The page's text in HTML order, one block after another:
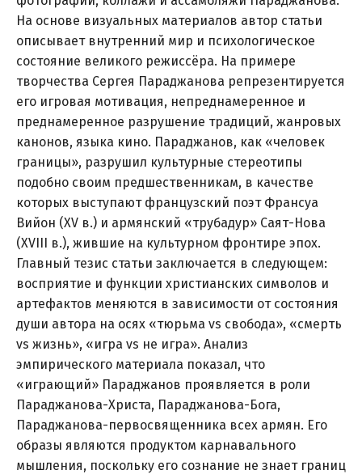
На основе визуальных материалов автор статьи
описывает внутренний мир и психологическое
состояние великого режиссёра. На примере
творчества Сергея Параджанова репрезентируется
его игровая мотивация, непреднамеренное и
преднамеренное разрушение традиций, жанровых
канонов, языка кино. Параджанов, как «человек
границы», разрушил культурные стереотипы
подобно своим предшественникам, в качестве
которых выступают французский поэт Франсуа
Вийон (XV в.) и армянский «трубадур» Саят-Нова
(XVIII в.), жившие на культурном фронтире эпох.
Главный тезис статьи заключается в следующем:
восприятие и функции христианских символов и
артефактов меняются в зависимости от состояния
души автора на осях «тюрьма vs свобода», «смерть
vs жизнь», «игра vs не игра». Анализ
эмпирического материала показал, что
«играющий» Параджанов проявляется в роли
Параджанова-Христа, Параджанова-Бога,
Параджанова-первосвященника всех армян. Его
образы являются продуктом карнавального
мышления, поскольку его сознание не знает границ